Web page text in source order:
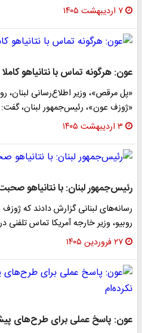
۷ اردیبهشت ۱۴۰۵
عون: هرگونه تماس با نتانیاهو
«پل مرقص»، وزیر اطلاع‌رسانی لبنان،
«ژوزف عون»، رئیس‌جمهور لبنان،
۳ اردیبهشت ۱۴۰۵
رئیس‌جمهور لبنان: با نتانیاهو
رسانه‌های لبنانی گزارش دادند که
روبیو، وزیر خارجه آمریکا تماس تلفنی
۲۷ فروردین ۱۴۰۵
عون: پاسخ عملی برای طرح‌های